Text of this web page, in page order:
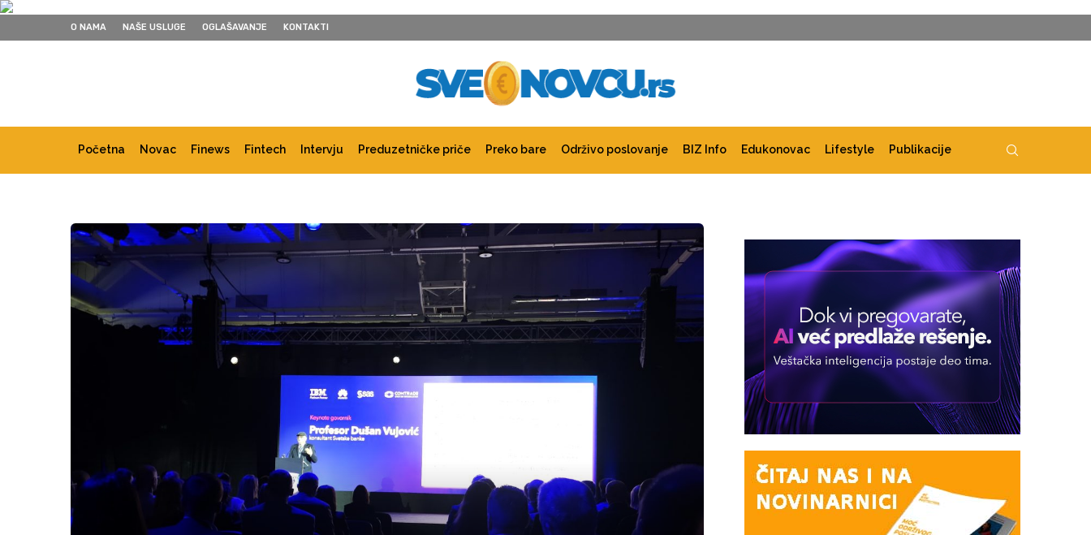
O NAMA NAŠE USLUGE OGLAŠAVANJE KONTAKTI
Početna Novac Finews Fintech Intervju Preduzetničke priče Preko bare Održivo poslovanje BIZ Info Edukonovac Lifestyle Publikacije